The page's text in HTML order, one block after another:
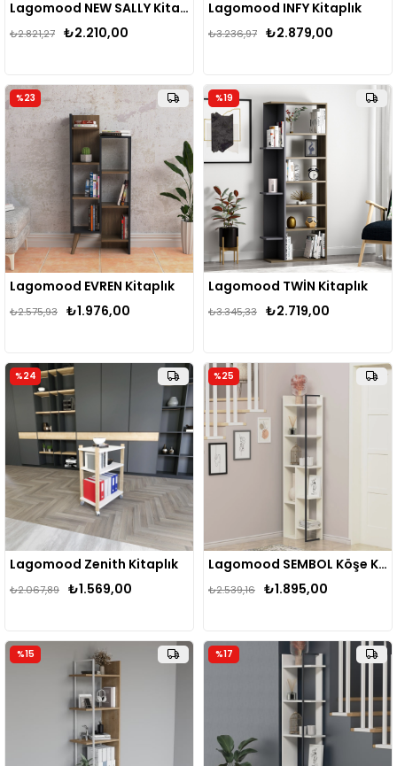
Lagomood NEW SALLY Kitaplık
₺2.210,00
₺2.821,27
Lagomood INFY Kitaplık
₺2.879,00
₺3.236,97
Lagomood EVREN Kitaplık
₺1.976,00
₺2.575,93
%23
Lagomood TWİN Kitaplık
₺2.719,00
₺3.345,33
%19
Lagomood Zenith Kitaplık
₺1.569,00
₺2.067,89
%24
Lagomood SEMBOL Köşe Kitaplık
₺1.895,00
₺2.539,16
%25
%15 %17